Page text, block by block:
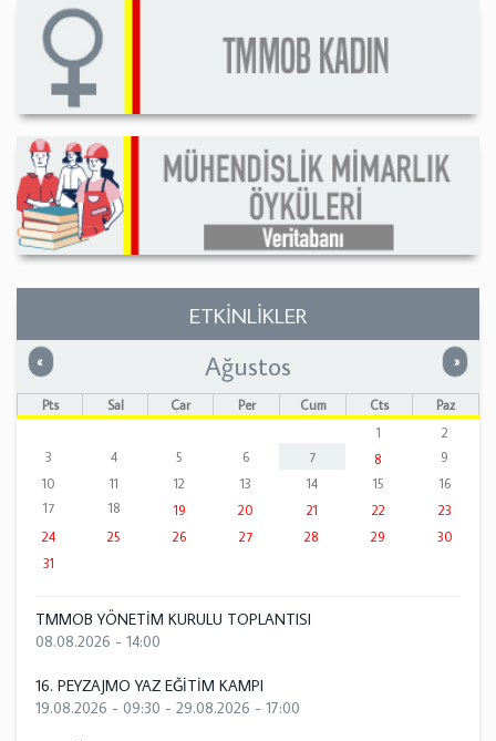
ETKİNLİKLER
« Önceki »
Ağustos
Pts Sal Çar Per Cum Cts
Paz
1
2
3
4 5 6 7 8
9
10
11 12 13 14 15
16
17
18 19 20 21 22
23
24
25 26 27 28 29
30
31
TMMOB YÖNETİM KURULU TOPLANTISI
08.08.2026 - 14:00
16. PEYZAJMO YAZ EĞİTİM KAMPI
19.08.2026 - 09:30 - 29.08.2026 - 17:00